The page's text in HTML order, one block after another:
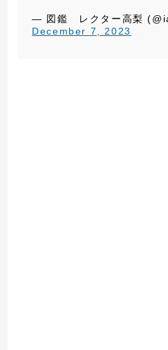
— 図鑑 レクター高梨
December 7, 2023